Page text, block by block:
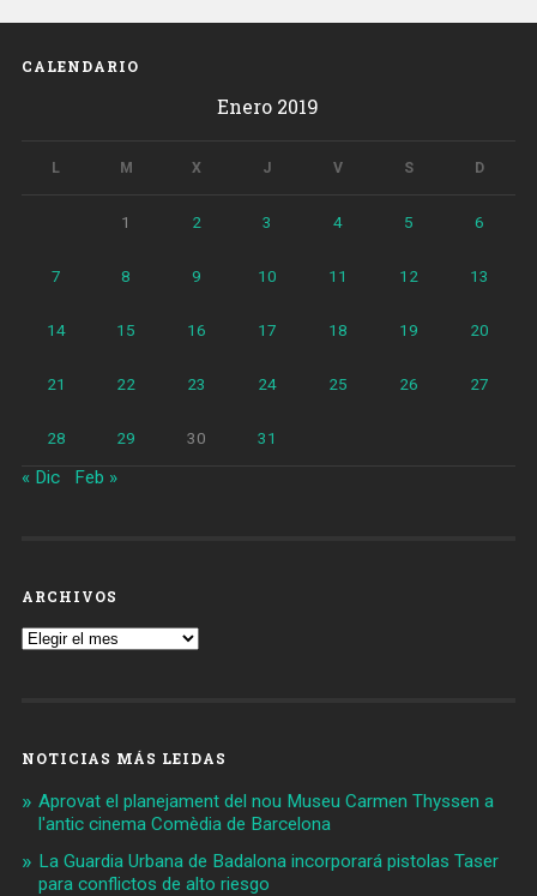
CALENDARIO
Enero 2019
L M X J V S D
1 2 3 4 5 6
7 8 9 10 11 12 13
14 15 16 17 18 19 20
21 22 23 24 25 26 27
28 29 30 31
« Dic Feb »
ARCHIVOS
Archivos
NOTICIAS MÁS LEIDAS
Aprovat el planejament del nou Museu Carmen Thyssen a
l'antic cinema Comèdia de Barcelona
La Guardia Urbana de Badalona incorporará pistolas Taser
para conflictos de alto riesgo